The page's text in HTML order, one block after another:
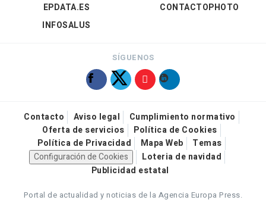
EPDATA.ES
INFOSALUS
CONTACTOPHOTO
SÍGUENOS
Contacto Aviso legal
Cumplimiento normativo
Oferta de servicios
Política de Cookies
Política de Privacidad
Mapa Web
Temas
Configuración de Cookies
Loteria de navidad
Publicidad estatal
Portal de actualidad y noticias de la Agencia Europa Press.